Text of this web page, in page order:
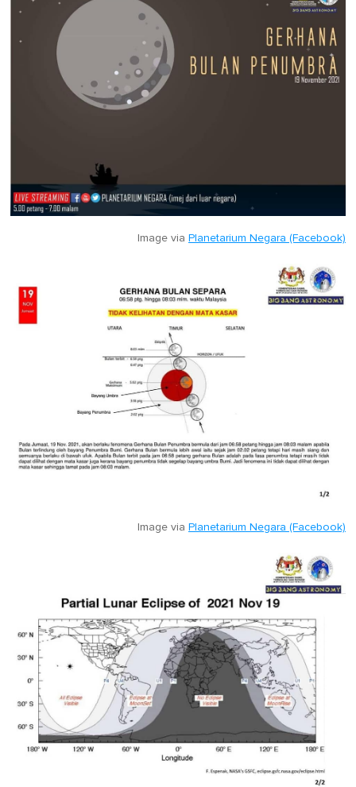
Image via Planetarium Negara (Facebook)
Image via Planetarium Negara (Facebook)